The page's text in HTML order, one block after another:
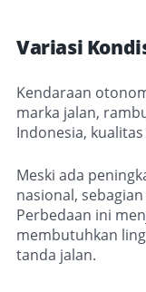
Variasi
Kendaraan
marka jalan,
Indonesia,
Meski ada
nasional,
Perbedaan ini
membutuhkan
tanda jalan.